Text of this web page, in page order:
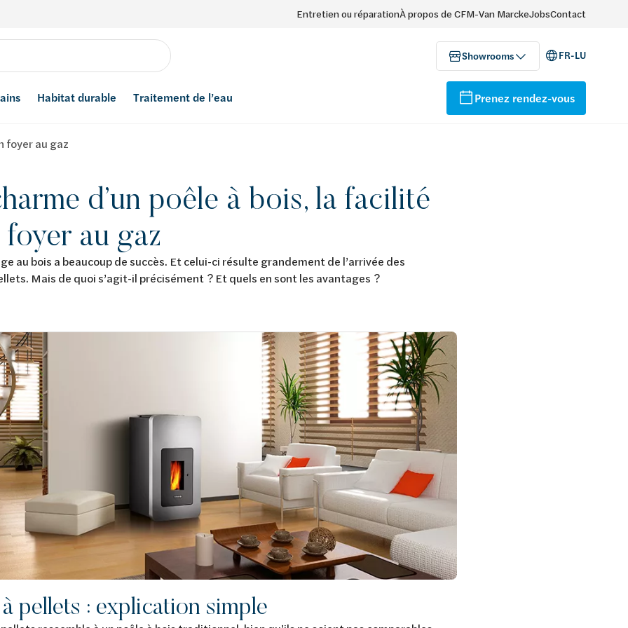
Entretien ou réparationÀ propos de CFM-Van MarckeJobsContact
Showrooms FR-LU
Habitat durable Traitement de l’eau Prenez rendez-vous
foyer au gaz
d’un poêle à bois, la facilité
foyer au gaz
au bois a beaucoup de succès. Et celui-ci résulte grandement de l’arrivée des
Mais de quoi s’agit-il précisément ? Et quels en sont les avantages ?
à pellets : explication simple